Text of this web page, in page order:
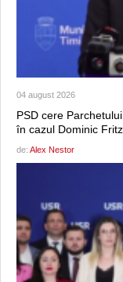
04 august 2026
PSD cere
în cazul Dominic
de: Alex Nestor